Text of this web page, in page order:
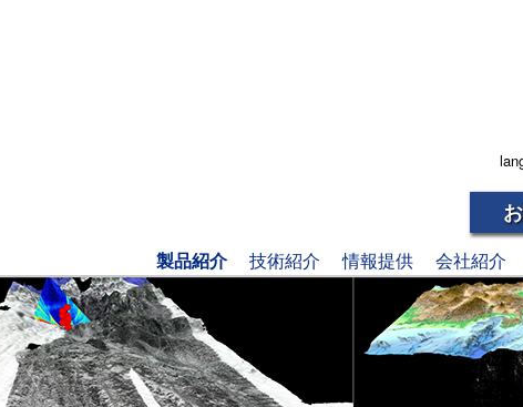
製品紹介 技術紹介 情報提供 会社紹介